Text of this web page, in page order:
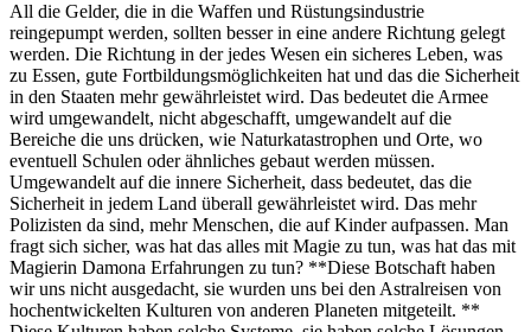
All die Gelder, die in die Waffen und Rüstungsindustrie
reingepumpt werden, sollten besser in eine andere Richtung gelegt
werden. Die Richtung in der jedes Wesen ein sicheres Leben, was
zu Essen, gute Fortbildungsmöglichkeiten hat und das die Sicherheit
in den Staaten mehr gewährleistet wird. Das bedeutet die Armee
wird umgewandelt, nicht abgeschafft, umgewandelt auf die
Bereiche die uns drücken, wie Naturkatastrophen und Orte, wo
eventuell Schulen oder ähnliches gebaut werden müssen.
Umgewandelt auf die innere Sicherheit, dass bedeutet, das die
Sicherheit in jedem Land überall gewährleistet wird. Das mehr
Polizisten da sind, mehr Menschen, die auf Kinder aufpassen. Man
fragt sich sicher, was hat das alles mit Magie zu tun, was hat das mit
Magierin Damona Erfahrungen zu tun? **Diese Botschaft haben
wir uns nicht ausgedacht, sie wurden uns bei den Astralreisen von
hochentwickelten Kulturen von anderen Planeten mitgeteilt. **